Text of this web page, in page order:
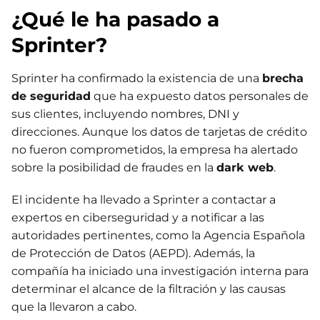
¿Qué le ha pasado a
Sprinter?
Sprinter ha confirmado la existencia de una brecha
de seguridad que ha expuesto datos personales de
sus clientes, incluyendo nombres, DNI y
direcciones. Aunque los datos de tarjetas de crédito
no fueron comprometidos, la empresa ha alertado
sobre la posibilidad de fraudes en la dark web.
El incidente ha llevado a Sprinter a contactar a
expertos en ciberseguridad y a notificar a las
autoridades pertinentes, como la Agencia Española
de Protección de Datos (AEPD). Además, la
compañía ha iniciado una investigación interna para
determinar el alcance de la filtración y las causas
que la llevaron a cabo.